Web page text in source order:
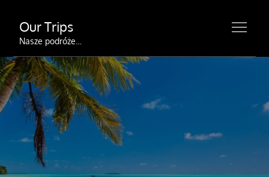
content
Our Trips
Nasze podróże…